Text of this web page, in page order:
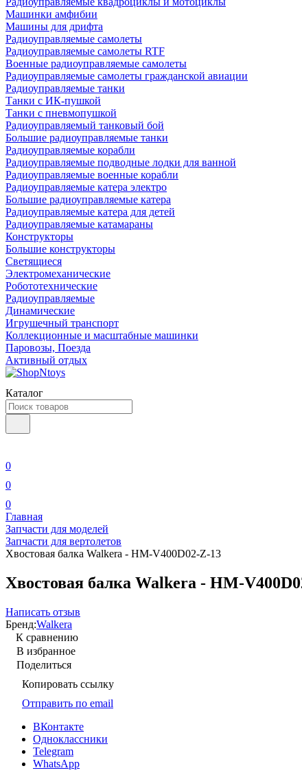
Машинки амфибии
Машины для дрифта
Радиоуправляемые самолеты
Радиоуправляемые самолеты RTF
Военные радиоуправляемые самолеты
Радиоуправляемые самолеты гражданской авиации
Радиоуправляемые танки
Танки с ИК-пушкой
Танки с пневмопушкой
Радиоуправляемый танковый бой
Большие радиоуправляемые танки
Радиоуправляемые корабли
Радиоуправляемые подводные лодки для ванной
Радиоуправляемые военные корабли
Радиоуправляемые катера электро
Большие радиоуправляемые катера
Радиоуправляемые катера для детей
Радиоуправляемые катамараны
Конструкторы
Большие конструкторы
Светящиеся
Электромеханические
Робототехнические
Радиоуправляемые
Динамические
Игрушечный транспорт
Коллекционные и масштабные машинки
Паровозы, Поезда
Активный отдых
Каталог
0
0
0
Главная
Запчасти для моделей
Запчасти для вертолетов
Хвостовая балка Walkera - HM-V400D02-Z-13
Хвостовая балка Walkera - HM-
Написать отзыв
Бренд:Walkera
К сравнению
В избранное
Поделиться
Копировать ссылку
Отправить по email
ВКонтакте
Одноклассники
Telegram
WhatsApp